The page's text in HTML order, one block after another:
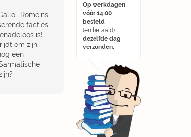
Op werkdagen
vóór 14:00
besteld
(en betaald)
dezelfde dag
verzonden.
Romeins
facties
is!
om zijn
een